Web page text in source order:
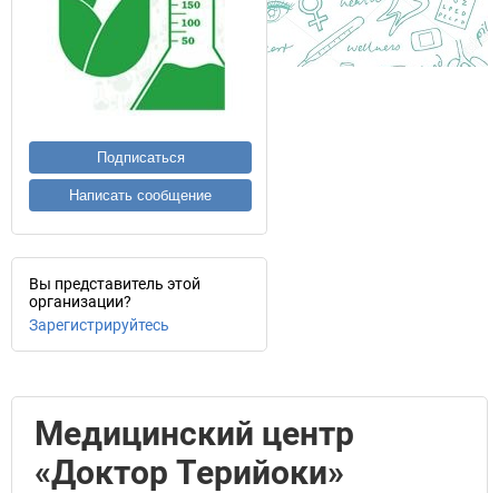
Подписаться
Написать сообщение
Вы представитель этой
организации?
Зарегистрируйтесь
Медицинский центр
«Доктор Терийоки»